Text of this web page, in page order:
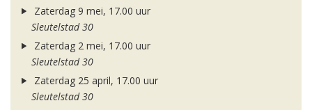
Zaterdag 9 mei, 17.00 uur
Sleutelstad 30
Zaterdag 2 mei, 17.00 uur
Sleutelstad 30
Zaterdag 25 april, 17.00 uur
Sleutelstad 30